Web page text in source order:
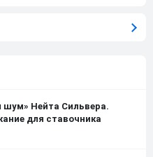
шум» Нейта Сильвера.
для ставочника